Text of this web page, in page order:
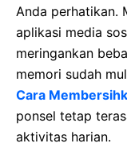
Anda perhatikan.
aplikasi media
meringankan
memori sudah
Cara
ponsel tetap
aktivitas harian.